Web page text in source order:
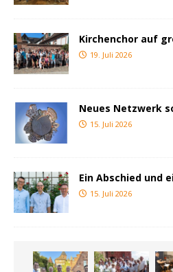
Kirchenchor auf
19. Juli 2026
Neues Netzwerk
15. Juli 2026
Ein Abschied und
15. Juli 2026